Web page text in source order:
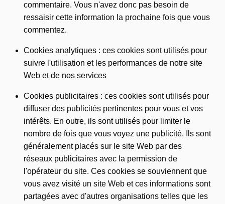
commentaire. Vous n'avez donc pas besoin de
ressaisir cette information la prochaine fois que vous
commentez.
Cookies analytiques : ces cookies sont utilisés pour
suivre l'utilisation et les performances de notre site
Web et de nos services
Cookies publicitaires : ces cookies sont utilisés pour
diffuser des publicités pertinentes pour vous et vos
intérêts. En outre, ils sont utilisés pour limiter le
nombre de fois que vous voyez une publicité. Ils sont
généralement placés sur le site Web par des
réseaux publicitaires avec la permission de
l'opérateur du site. Ces cookies se souviennent que
vous avez visité un site Web et ces informations sont
partagées avec d'autres organisations telles que les